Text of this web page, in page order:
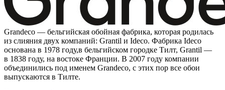
Grandeco — бельгийская обойная фабрика, которая родилась
из слияния двух компаний: Grantil и Ideco. Фабрика Ideco
основана в 1978 году,в бельгийском городке Тилт, Grantil —
в 1838 году, на востоке Франции. В 2007 году компании
объединились под именем Grandeco, с этих пор все обои
выпускаются в Тилте.